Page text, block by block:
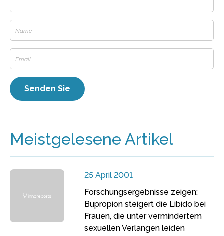
Meistgelesene Artikel
25 April 2001
Forschungsergebnisse zeigen:
Bupropion steigert die Libido bei
Frauen, die unter vermindertem
sexuellen Verlangen leiden